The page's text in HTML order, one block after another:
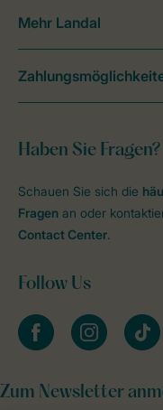
Haben Sie Fragen?
Schauen Sie sich die
Fragen an oder
Contact Center.
Follow Us
facebookinstagramtiktok
Zum Newsletter
Mehr Landal